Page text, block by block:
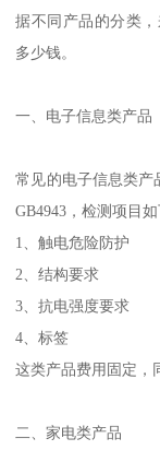
据不同产品的分类
多少钱。
一、电子信息类产品
常见的电子信息类产
GB4943，检测项目如
1、触电危险防护
2、结构要求
3、抗电强度要求
4、标签
这类产品费用固定，
二、家电类产品